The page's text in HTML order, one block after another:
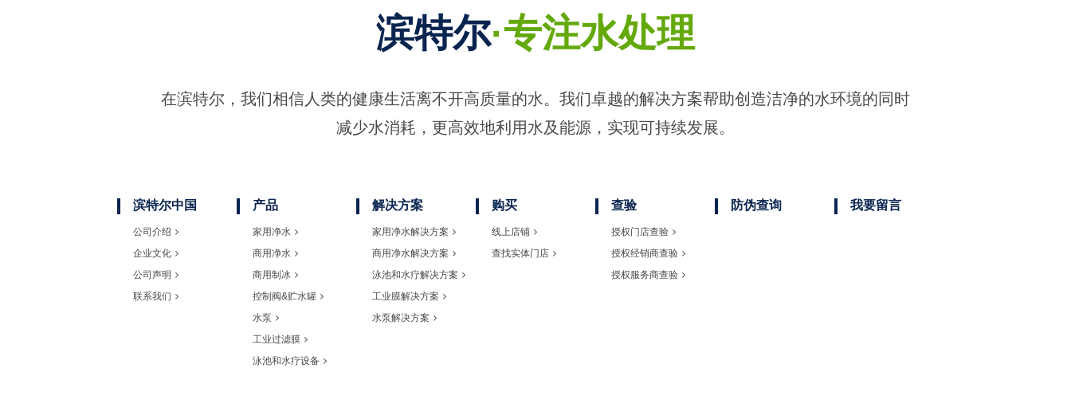
滨特尔·专注水处理
在滨特尔，我们相信人类的健康生活离不开高质量的水。我们卓越的解决方案帮助创造洁净的水环境的同时
减少水消耗，更高效地利用水及能源，实现可持续发展。
滨特尔中国
公司介绍
企业文化
公司声明
联系我们
产品
家用净水
商用净水
商用制冰
控制阀&贮水罐
水泵
工业过滤膜
泳池和水疗设备
解决方案
家用净水解决方案
商用净水解决方案
泳池和水疗解决方案
工业膜解决方案
水泵解决方案
购买
线上店铺
查找实体门店
查验
授权门店查验
授权经销商查验
授权服务商查验
防伪查询 我要留言